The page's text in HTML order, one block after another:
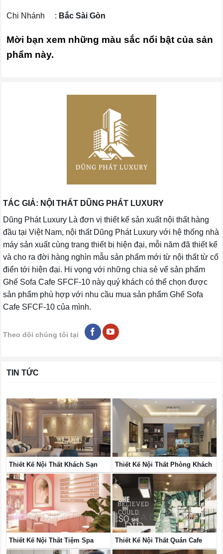
Chi Nhánh : Bắc Sài Gòn
Mời bạn xem những màu sắc nổi bật của sản
phẩm này.
TÁC GIẢ: NỘI THẤT DŨNG PHÁT LUXURY
Dũng Phát Luxury Là đơn vị thiết kế sản xuất nội thất hàng
đầu tại Việt Nam, nội thất Dũng Phát Luxury với hệ thống nhà
máy sản xuất cùng trang thiết bị hiện đại, mỗi năm đã thiết kế
và cho ra đời hàng nghìn mẫu sản phẩm mới từ nội thất từ cổ
điển tới hiện đại. Hi vọng với những chia sẻ vể sản phẩm
Ghế Sofa Cafe SFCF-10 này quý khách có thể chọn được
sản phẩm phù hợp với nhu cầu mua sản phẩm Ghế Sofa
Cafe SFCF-10 của mình.
Theo dõi chúng tôi tại
TIN TỨC
Thiết Kế Nội Thất Khách Sạn Thiết Kế Nội Thất Phòng Khách
Thiết Kế Nội Thất Tiệm Spa Thiết Kế Nội Thất Quán Cafe